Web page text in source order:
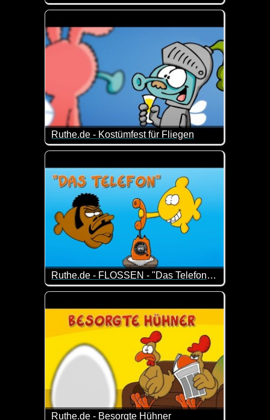
Wie der Fußball von einem prähistorischen Messi
Ruthe.de - Kostümfest für Fliegen
Man muss kurz über die Pointe nachdenken :-)
Ruthe.de - FLOSSEN - "Das Telefon" (Folge 15)
Episode 15 der Serie um zwei Dudes mit Kiemen
Ruthe.de - Besorgte Hühner